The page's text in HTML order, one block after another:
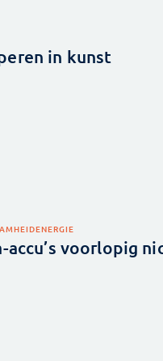
in kunst
ENERGIE
accu’s voorlopig